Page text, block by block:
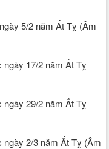
5/2 năm Ất Tỵ (Âm
17/2 năm Ất Tỵ
29/2 năm Ất Tỵ
ngày 2/3 năm Ất Tỵ (Âm